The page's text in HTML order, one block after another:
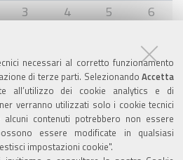
necessari al corretto funzionamento
di terze parti. Selezionando Accetta
all’utilizzo dei cookie analytics e di
verranno utilizzati solo i cookie tecnici
contenuti potrebbero non essere
essere modificate in qualsiasi
impostazioni cookie".
3 4 5 6
Valuta questo sito